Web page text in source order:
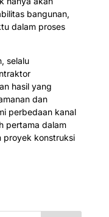
bangunan,
dalam proses
selalu
hasil yang
dan
perbedaan kanal
pertama dalam
proyek konstruksi